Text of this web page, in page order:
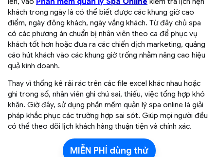
khách trong ngày là có thể biết được các khung giờ cao
điểm, ngày đông khách, ngày vắng khách. Từ đây chủ spa
có các phương án chuẩn bị nhân viên theo ca để phục vụ
khách tốt hơn hoặc đưa ra các chiến dịch marketing, quảng
cáo hút khách vào các khung giờ trống nhằm nâng cao hiệu
quả kinh doanh.
Thay vì thống kê rải rác trên các file excel khác nhau hoặc
ghi trong sổ, nhân viên ghi chú sai, thiếu, việc tổng hợp khó
khăn. Giờ đây, sử dụng phần mềm quản lý spa online là giải
pháp khắc phục các trường hợp sai sót. Giúp mọi người đều
có thể theo dõi lịch khách hàng thuận tiện và chính xác.
MIỄN PHÍ dùng thử